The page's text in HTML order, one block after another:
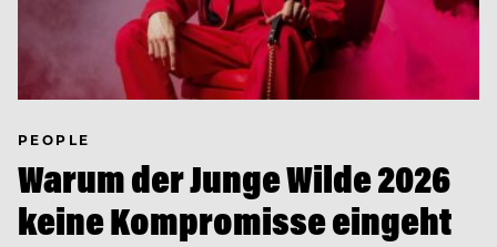
PEOPLE
Warum der Junge Wilde 2026
keine Kompromisse eingeht